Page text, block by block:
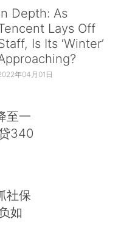
Depth: As
Lays Off
Is Its ‘Winter’
年04月01日
至一
340
社保
如